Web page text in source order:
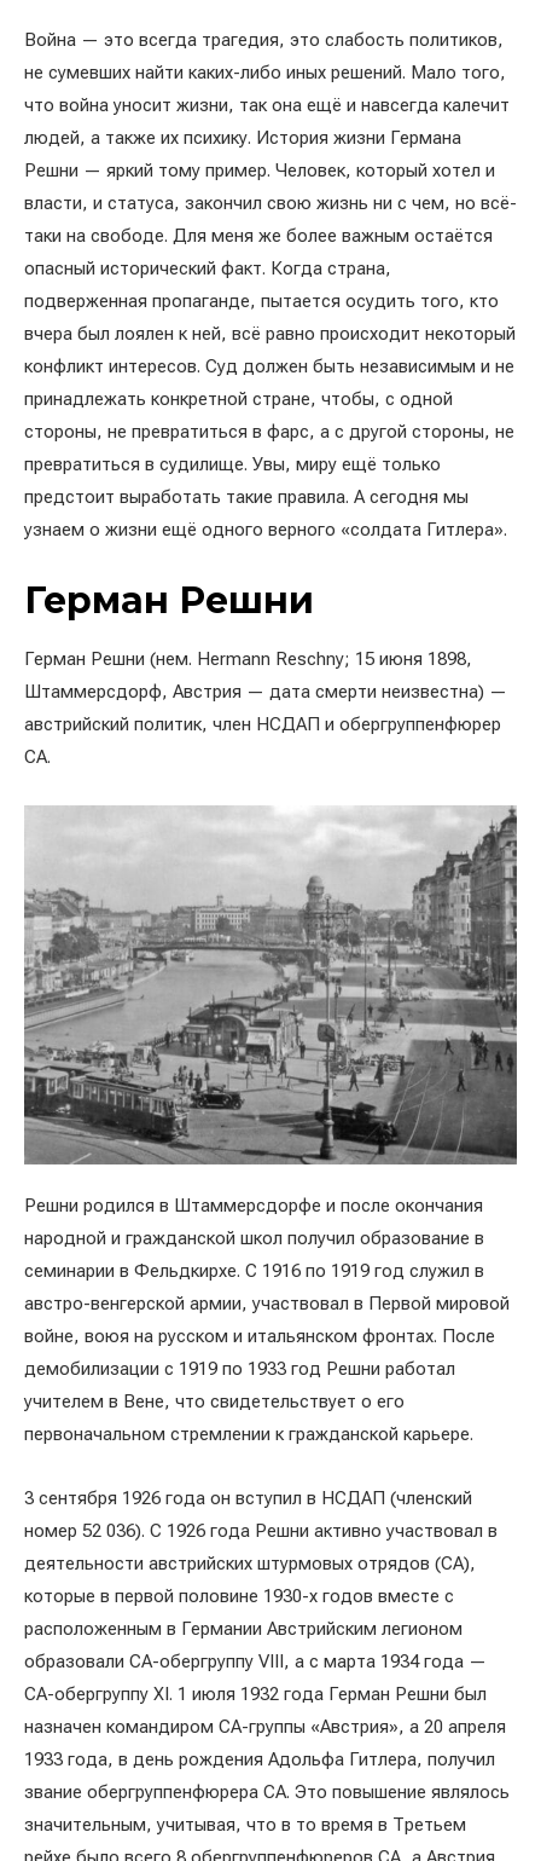
Война — это всегда трагедия, это слабость политиков,
не сумевших найти каких-либо иных решений. Мало того,
что война уносит жизни, так она ещё и навсегда калечит
людей, а также их психику. История жизни Германа
Решни — яркий тому пример. Человек, который хотел и
власти, и статуса, закончил свою жизнь ни с чем, но всё-
таки на свободе. Для меня же более важным остаётся
опасный исторический факт. Когда страна,
подверженная пропаганде, пытается осудить того, кто
вчера был лоялен к ней, всё равно происходит некоторый
конфликт интересов. Суд должен быть независимым и не
принадлежать конкретной стране, чтобы, с одной
стороны, не превратиться в фарс, а с другой стороны, не
превратиться в судилище. Увы, миру ещё только
предстоит выработать такие правила. А сегодня мы
узнаем о жизни ещё одного верного «солдата Гитлера».
Герман Решни
Герман Решни (нем. Hermann Reschny; 15 июня 1898,
Штаммерсдорф, Австрия — дата смерти неизвестна) —
австрийский политик, член НСДАП и обергруппенфюрер
СА.
Решни родился в Штаммерсдорфе и после окончания
народной и гражданской школ получил образование в
семинарии в Фельдкирхе. С 1916 по 1919 год служил в
австро-венгерской армии, участвовал в Первой мировой
войне, воюя на русском и итальянском фронтах. После
демобилизации с 1919 по 1933 год Решни работал
учителем в Вене, что свидетельствует о его
первоначальном стремлении к гражданской карьере.
3 сентября 1926 года он вступил в НСДАП (членский
номер 52 036). С 1926 года Решни активно участвовал в
деятельности австрийских штурмовых отрядов (СА),
которые в первой половине 1930-х годов вместе с
расположенным в Германии Австрийским легионом
образовали СА-обергруппу VIII, а с марта 1934 года —
СА-обергруппу XI. 1 июля 1932 года Герман Решни был
назначен командиром СА-группы «Австрия», а 20 апреля
1933 года, в день рождения Адольфа Гитлера, получил
звание обергруппенфюрера СА. Это повышение являлось
значительным, учитывая, что в то время в Третьем